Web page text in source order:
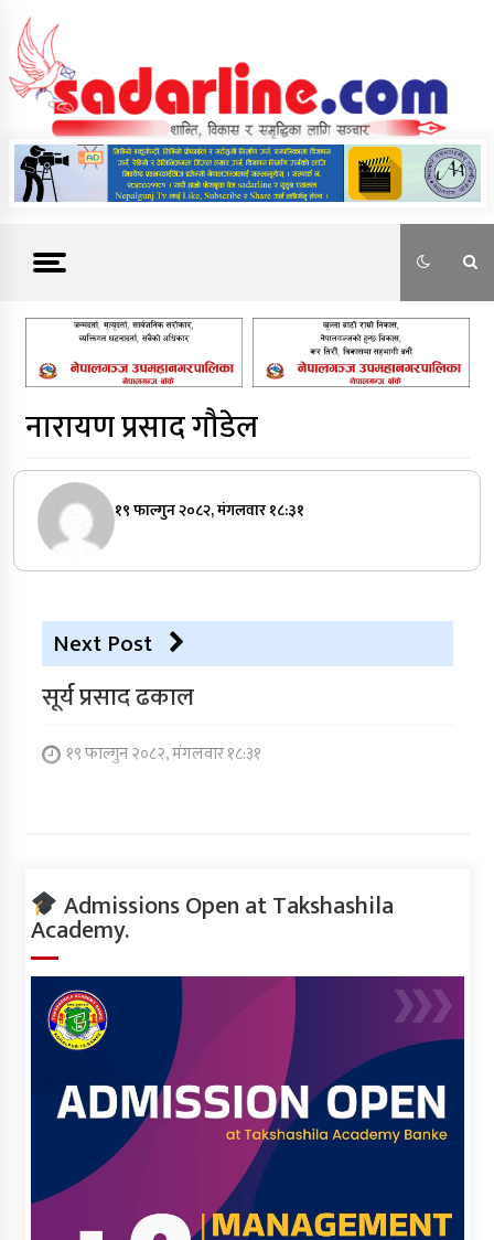
content
News For Nepal
नारायण प्रसाद गौडेल
१९ फाल्गुन २०८२, मंगलवार १८:३१
Next Post
सूर्य प्रसाद ढकाल
१९ फाल्गुन २०८२, मंगलवार १८:३१
Admissions Open at Takshashila
Academy.